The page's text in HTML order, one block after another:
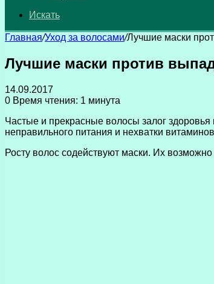
Искать
Главная/Уход за волосами/Лучшие маски
Лучшие маски против
14.09.2017
0 Время чтения: 1 минута
Частые и прекрасные волосы залог
неправильного питания и нехватки
Росту волос содействуют маски. Их